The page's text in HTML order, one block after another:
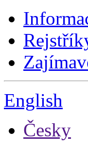
English
Česky